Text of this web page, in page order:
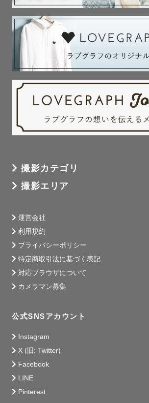
撮影カテゴリ
撮影エリア
運営会社
利用規約
プライバシーポリシー
特定商取引法に基づく表記
対応ブラウザについて
カメラマン募集
公式SNSアカウント
Instagram
X (旧: Twitter)
Facebook
LINE
Pinterest